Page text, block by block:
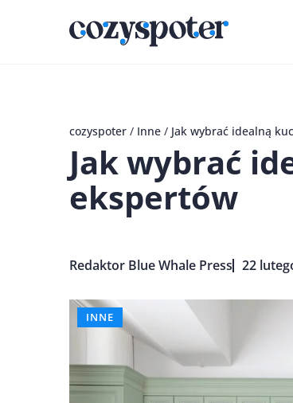
cozyspoter / Inne / Jak wybrać idealną
Jak wybrać
ekspertów
Redaktor Blue Whale Press 22
INNE